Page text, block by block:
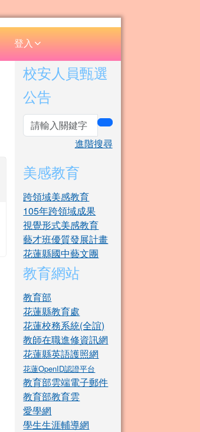
登入
右邊區域內容
校安人員甄選
公告
search
進階搜尋
美感教育
跨領域美感教育
105年跨領域成果
視覺形式美感教育
藝才班優質發展計畫
花蓮縣國中藝文團
教育網站
教育部
花蓮縣教育處
花蓮校務系統(全誼)
教師在職進修資訊網
花蓮縣英語護照網
花蓮OpenID認證平台
教育部雲端電子郵件
教育部教育雲
愛學網
學生生涯輔導網